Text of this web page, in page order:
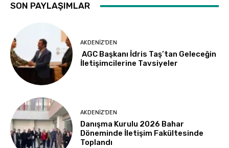
SON PAYLAŞIMLAR
AKDENIZ'DEN
AGC Başkanı İdris Taş’tan Geleceğin
İletişimcilerine Tavsiyeler
AKDENIZ'DEN
Danışma Kurulu 2026 Bahar
Döneminde İletişim Fakültesinde
Toplandı